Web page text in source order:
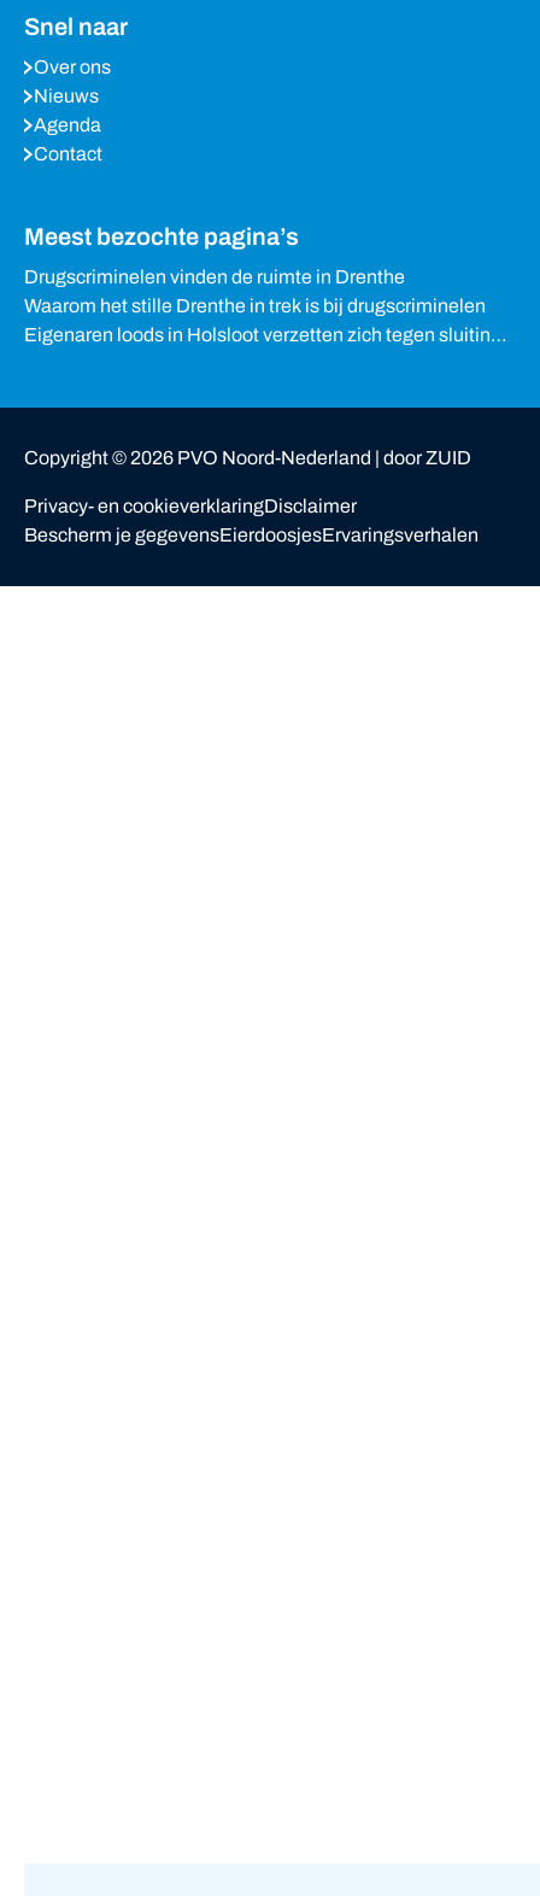
Snel naar
Over ons
Nieuws
Agenda
Contact
Meest bezochte pagina’s
Drugscriminelen vinden de ruimte in Drenthe
Waarom het stille Drenthe in trek is bij drugscriminelen
Eigenaren loods in Holsloot verzetten zich tegen sluiting
Copyright © 2026 PVO Noord-Nederland | door ZUID
Privacy- en cookieverklaringDisclaimer
Bescherm je gegevensEierdoosjesErvaringsverhalen